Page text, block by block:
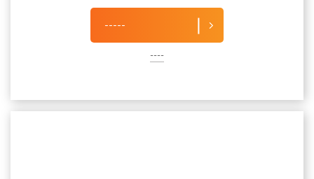
-----
----